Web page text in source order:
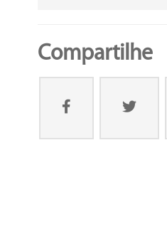
Compartilhe